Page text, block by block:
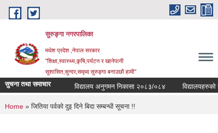
Skip to main content
सुरुङ्‍गा नगरपालिका
मधेश प्रदेश ,नेपाल सरकार
"शिक्षा,स्वास्थ्य,कृषि,पर्यटन र खानेपानी
सुशासित,सुन्दर,समृध्द सुरुङ्गा बनाउछौ हामी"
सुचना तथा समाचार विद्यालय अनुगमन निकासा २०८३/०८४ विद्यालयहरुको
You are here
Home » जितिया पर्वको दुइ दिने बिदा सम्बन्धी सूचना !!